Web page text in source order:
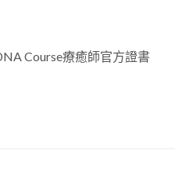
Course療癒師官方證書